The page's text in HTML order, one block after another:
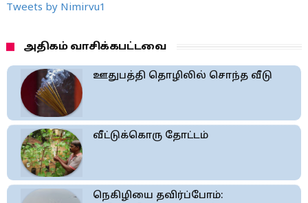
Tweets by Nimirvu1
அதிகம் வாசிக்கபட்டவை
ஊதுபத்தி தொழிலில் சொந்த வீடு
வீட்டுக்கொரு தோட்டம்
நெகிழியை தவிர்ப்போம்: